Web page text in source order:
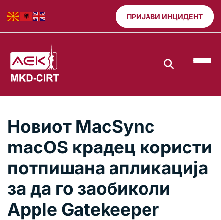
ПРИЈАВИ ИНЦИДЕНТ
Новиот MacSync
macOS крадец користи
потпишана апликација
за да го заобиколи
Apple Gatekeeper